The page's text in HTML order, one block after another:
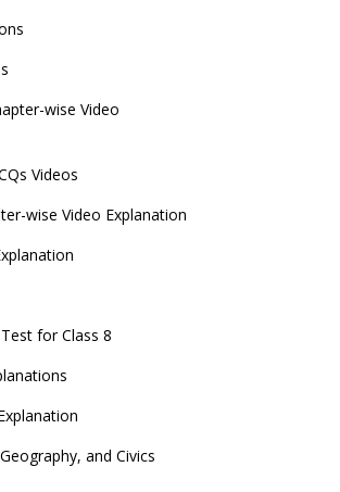
wise Video
Videos
wise Video Explanation
for Class 8
and Civics